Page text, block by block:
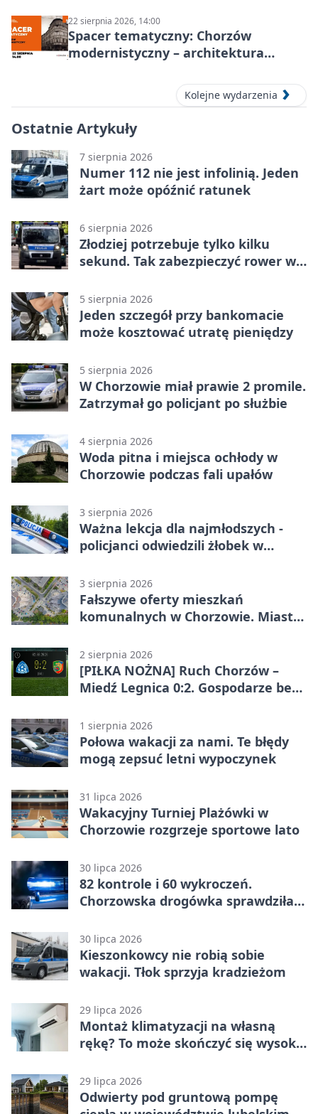
22 sierpnia 2026, 14:00
Spacer tematyczny: Chorzów
modernistyczny – architektura
Kolejne wydarzenia
Ostatnie Artykuły
7 sierpnia 2026
Numer 112 nie jest infolinią. Jeden
żart może opóźnić ratunek
6 sierpnia 2026
Złodziej potrzebuje tylko kilku
sekund. Tak zabezpieczyć rower w
5 sierpnia 2026
Jeden szczegół przy bankomacie
może kosztować utratę pieniędzy
5 sierpnia 2026
W Chorzowie miał prawie 2 promile.
Zatrzymał go policjant po służbie
4 sierpnia 2026
Woda pitna i miejsca ochłody w
Chorzowie podczas fali upałów
3 sierpnia 2026
Ważna lekcja dla najmłodszych -
policjanci odwiedzili żłobek w
3 sierpnia 2026
Fałszywe oferty mieszkań
komunalnych w Chorzowie. Miasto
2 sierpnia 2026
[PIŁKA NOŻNA] Ruch Chorzów –
Miedź Legnica 0:2. Gospodarze bez
1 sierpnia 2026
Połowa wakacji za nami. Te błędy
mogą zepsuć letni wypoczynek
31 lipca 2026
Wakacyjny Turniej Plażówki w
Chorzowie rozgrzeje sportowe lato
30 lipca 2026
82 kontrole i 60 wykroczeń.
Chorzowska drogówka sprawdziła
30 lipca 2026
Kieszonkowcy nie robią sobie
wakacji. Tłok sprzyja kradzieżom
29 lipca 2026
Montaż klimatyzacji na własną
rękę? To może skończyć się wysoką
29 lipca 2026
Odwierty pod gruntową pompę